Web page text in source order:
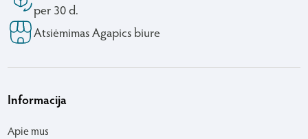
per 30 d.
Atsiėmimas Agapics biure
Informacija
Apie mus